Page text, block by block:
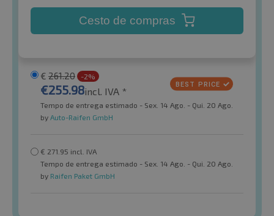
Cesto de compras
€ 261.20 -2%
€255.98incl. IVA *
Tempo de entrega estimado - Sex. 14 Ago. - Qui. 20 Ago.
by Auto-Raifen GmbH
€ 271.95 incl. IVA
Tempo de entrega estimado - Sex. 14 Ago. - Qui. 20 Ago.
by Raifen Paket GmbH